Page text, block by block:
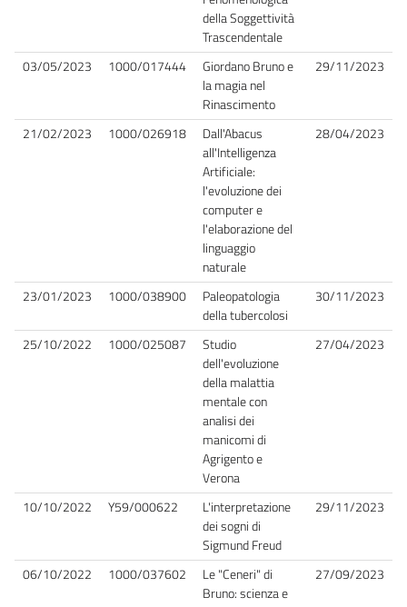
della Soggettività
Trascendentale
03/05/2023 1000/017444
Giordano Bruno e
la magia nel
Rinascimento
29/11/2023
21/02/2023 1000/026918
Dall'Abacus
all'Intelligenza
Artificiale:
l'evoluzione dei
computer e
l'elaborazione del
linguaggio
naturale
28/04/2023
23/01/2023 1000/038900
Paleopatologia
della tubercolosi
30/11/2023
25/10/2022 1000/025087
Studio
dell'evoluzione
della malattia
mentale con
analisi dei
manicomi di
Agrigento e
Verona
27/04/2023
10/10/2022 Y59/000622
L'interpretazione
dei sogni di
Sigmund Freud
29/11/2023
06/10/2022 1000/037602
Le "Ceneri" di
Bruno: scienza e
27/09/2023